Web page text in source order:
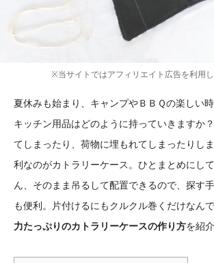
※当サイトではアフィリエイト広告を利用し
夏休みも始まり、キャンプやＢＢＱの楽しい時
キッチン用品はどのように持っていきますか
てしまったり、荷物に埋もれてしまったりし
利なのがカトラリーケース。ひとまとめにし
ん、そのまま吊るして配置できるので、探す
も便利。片付けるにもクルクル巻くだけなんで
力たっぷりのカトラリーケースの作り方を紹